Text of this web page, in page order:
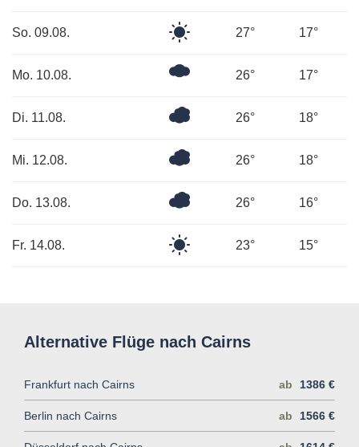
So. 09.08.
27° 17°
Mo. 10.08. 26° 17°
Di. 11.08.
Überwiegend
26° 18°
Mi. 12.08. 26° 18°
Do. 13.08.
Überwiegend
26° 16°
Fr. 14.08. 23° 15°
Alternative Flüge nach Cairns
Frankfurt nach Cairns ab 1386 €
Berlin nach Cairns ab 1566 €